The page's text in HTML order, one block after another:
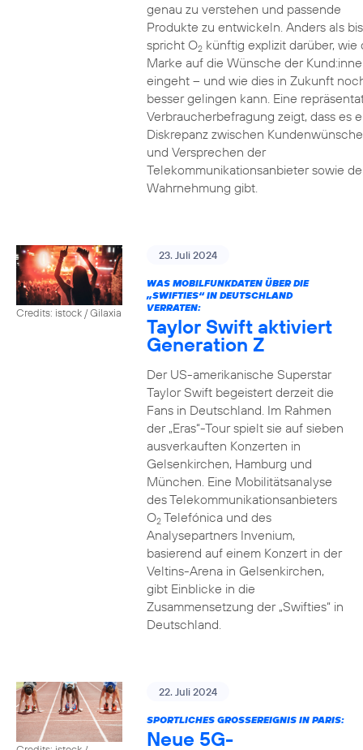
genau zu verstehen und passende
Produkte zu entwickeln. Anders als
spricht O2künftig explizit darüber, wie
Marke auf die Wünsche der
eingeht – und wie dies in Zukunft
besser gelingen kann. Eine
Verbraucherbefragung zeigt, dass es
Diskrepanz zwischen
und Versprechen der
Telekommunikationsanbieter sowie
Wahrnehmung gibt.
Credits: istock / Gilaxia
23. Juli 2024
WAS MOBILFUNKDATEN ÜBER DIE
„SWIFTIES“ IN DEUTSCHLAND
VERRATEN:
Taylor Swift aktiviert
Generation Z
Der US-amerikanische Superstar
Taylor Swift begeistert derzeit die
Fans in Deutschland. Im Rahmen
der „Eras“-Tour spielt sie auf sieben
ausverkauften Konzerten in
Gelsenkirchen, Hamburg und
München. Eine Mobilitätsanalyse
des Telekommunikationsanbieters
O2Telefónica und des
Analysepartners Invenium,
basierend auf einem Konzert in der
Veltins-Arena in Gelsenkirchen,
gibt Einblicke in die
Zusammensetzung der „Swifties“ in
Deutschland.
22. Juli 2024
SPORTLICHES GROSSEREIGNIS IN PARIS:
Neue 5G-